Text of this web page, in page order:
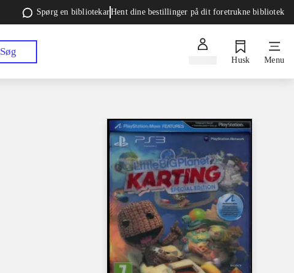
Spørg en bibliotekarHent dine bestillinger på dit foretrukne bibliotek
Søg
Husk Menu